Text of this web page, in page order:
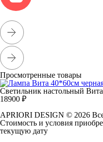
Просмотренные товары
Светильник настольный Вита
18900 ₽
APRIORI DESIGN © 2026
Cтоимость и условия
текущую дату